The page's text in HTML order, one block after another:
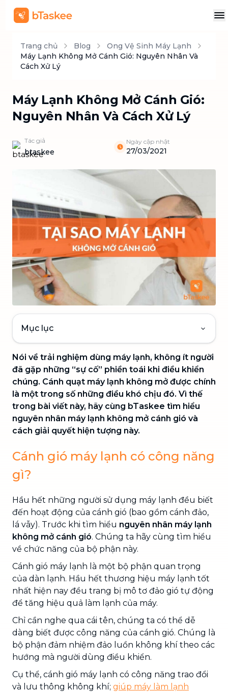
Trang chủ Blog
Ong Vệ Sinh Máy Lạnh
Máy Lạnh Không Mở Cánh Gió: Nguyên Nhân Và
Cách Xử Lý
Máy Lạnh Không Mở Cánh Gió:
Nguyên Nhân Và Cách Xử Lý
Tác giả
btaskee
Ngày cập nhật
27/03/2021
Mục lục
Nói về trải nghiệm dùng máy lạnh, không ít người
đã gặp những “sự cố” phiền toái khi điều khiển
chúng. Cánh quạt máy lạnh không mở được chính
là một trong số những điều khó chịu đó. Vì thế
trong bài viết này, hãy cùng bTaskee tìm hiểu
nguyên nhân máy lạnh không mở cánh gió và
cách giải quyết hiện tượng này.
Cánh gió máy lạnh có công năng
gì?
Hầu hết những người sử dụng máy lạnh đều biết
đến hoạt động của cánh gió (bao gồm cánh đảo,
lá vẫy). Trước khi tìm hiểu nguyên nhân máy lạnh
không mở cánh gió. Chúng ta hãy cùng tìm hiểu
về chức năng của bộ phận này.
Cánh gió máy lạnh là một bộ phận quan trọng
của dàn lạnh. Hầu hết thương hiệu máy lạnh tốt
nhất hiện nay đều trang bị mô tơ đảo gió tự động
để tăng hiệu quả làm lạnh của máy.
Chỉ cần nghe qua cái tên, chúng ta có thể dễ
dàng biết được công năng của cánh gió. Chúng là
bộ phận đảm nhiệm đảo luồn không khí theo các
hướng mà người dùng điều khiển.
Cụ thể, cánh gió máy lạnh có công năng trao đổi
và lưu thông không khí; giúp máy làm lạnh